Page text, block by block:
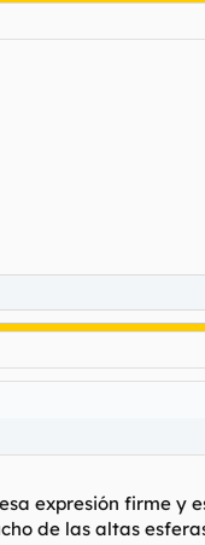
expresión firme y
de las altas